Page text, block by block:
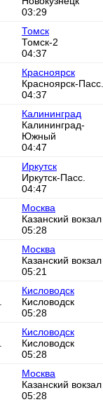
03:29
Томск
Томск-2
04:37
Красноярск
Красноярск-Пасс.
04:37
Калининград
Калининград-
Южный
04:47
Иркутск
Иркутск-Пасс.
04:47
Москва
Казанский вокзал
05:28
Москва
Казанский вокзал
05:21
Кисловодск
Кисловодск
05:28
Кисловодск
Кисловодск
05:28
Москва
Казанский вокзал
05:28